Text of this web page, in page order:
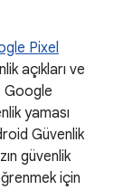
Pixel
açıkları ve
Google
yaması
Güvenlik
güvenlik
için